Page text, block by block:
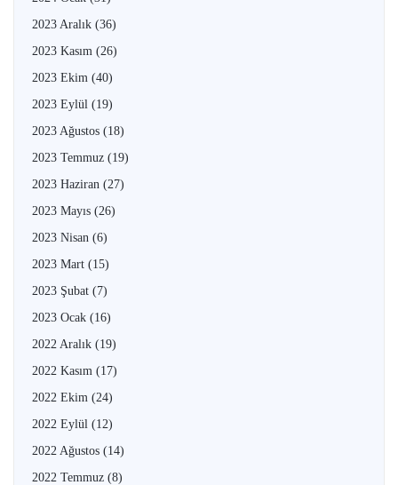
2023 Aralık (36)
2023 Kasım (26)
2023 Ekim (40)
2023 Eylül (19)
2023 Ağustos (18)
2023 Temmuz (19)
2023 Haziran (27)
2023 Mayıs (26)
2023 Nisan (6)
2023 Mart (15)
2023 Şubat (7)
2023 Ocak (16)
2022 Aralık (19)
2022 Kasım (17)
2022 Ekim (24)
2022 Eylül (12)
2022 Ağustos (14)
2022 Temmuz (8)